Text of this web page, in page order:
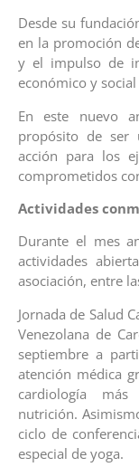
Desde su
en la promoción
y el impulso de
económico y
En este nuevo
propósito de ser
acción para los
comprometidos
Actividades
Durante el mes
actividades
asociación, entre
Jornada de Salud
Venezolana de
septiembre a
atención médica
cardiología
nutrición.
ciclo de
especial de yoga.